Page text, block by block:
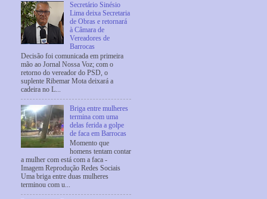
Secretário Sinésio
Lima deixa Secretaria
de Obras e retornará
à Câmara de
Vereadores de
Barrocas
Decisão foi comunicada em primeira
mão ao Jornal Nossa Voz; com o
retorno do vereador do PSD, o
suplente Ribemar Mota deixará a
cadeira no L...
Briga entre mulheres
termina com uma
delas ferida a golpe
de faca em Barrocas
Momento que
homens tentam contar
a mulher com está com a faca -
Imagem Reprodução Redes Sociais
Uma briga entre duas mulheres
terminou com u...